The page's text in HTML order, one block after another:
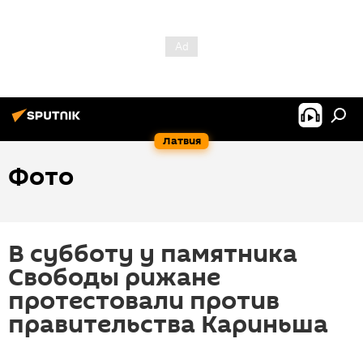
Латвия
Фото
В субботу у памятника
Свободы рижане
протестовали против
правительства Кариньша